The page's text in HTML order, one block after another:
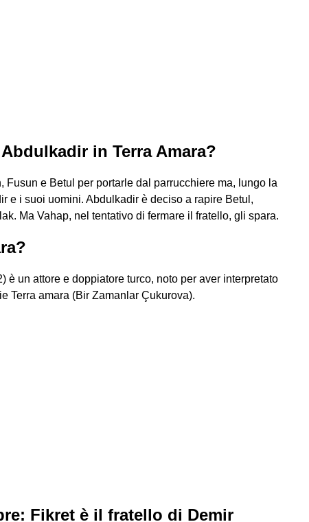
in Terra Amara?
Fusun e Betul per portarle dal parrucchiere ma, lungo la
e i suoi uomini. Abdulkadir è deciso a rapire Betul,
Ma Vahap, nel tentativo di fermare il fratello, gli spara.
è un attore e doppiatore turco, noto per aver interpretato
Terra amara (Bir Zamanlar Çukurova).
Fikret è il fratello di Demir